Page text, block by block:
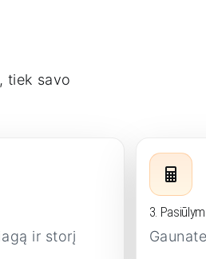
tiek savo
ir storį
3.